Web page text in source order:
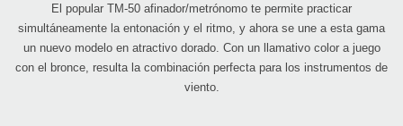
El popular TM-50 afinador/metrónomo te permite practicar
simultáneamente la entonación y el ritmo, y ahora se une a esta gama
un nuevo modelo en atractivo dorado. Con un llamativo color a juego
con el bronce, resulta la combinación perfecta para los instrumentos de
viento.